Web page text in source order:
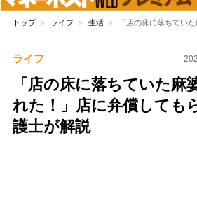
トップ ライフ 生活 「店の床に落ちてい
ライフ
「店の床に落ちていた麻
れた！」店に弁償しても
護士が解説